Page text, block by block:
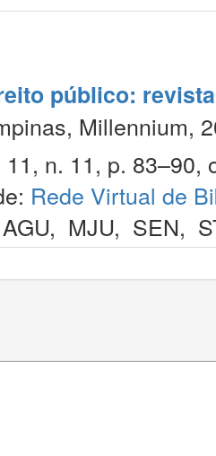
público:
Millennium,
n. 11, p. 83–90,
Rede Virtual de
AGU, MJU, SEN,